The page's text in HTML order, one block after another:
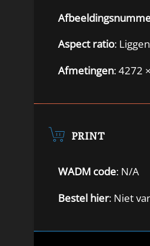
Aspect ratio:
Afmetingen: 4272
PRINT
WADM code: N/A
Bestel hier: Niet